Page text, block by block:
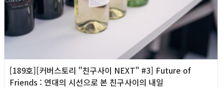
[189호][커버스토리 "친구사이 NEXT" #3] Future of
Friends : 연대의 시선으로 본 친구사이의 내일